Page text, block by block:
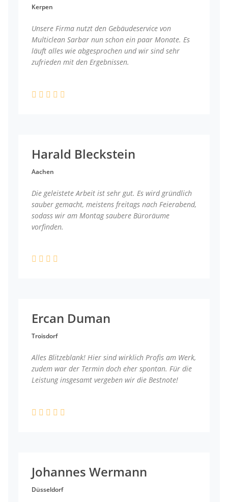
Kerpen
Unsere Firma nutzt den Gebäudeservice von
Multiclean Sarbar nun schon ein paar Monate. Es
läuft alles wie abgesprochen und wir sind sehr
zufrieden mit den Ergebnissen.
Harald Bleckstein
Aachen
Die geleistete Arbeit ist sehr gut. Es wird gründlich
sauber gemacht, meistens freitags nach Feierabend,
sodass wir am Montag saubere Büroräume
vorfinden.
Ercan Duman
Troisdorf
Alles Blitzeblank! Hier sind wirklich Profis am Werk,
zudem war der Termin doch eher spontan. Für die
Leistung insgesamt vergeben wir die Bestnote!
Johannes Wermann
Düsseldorf